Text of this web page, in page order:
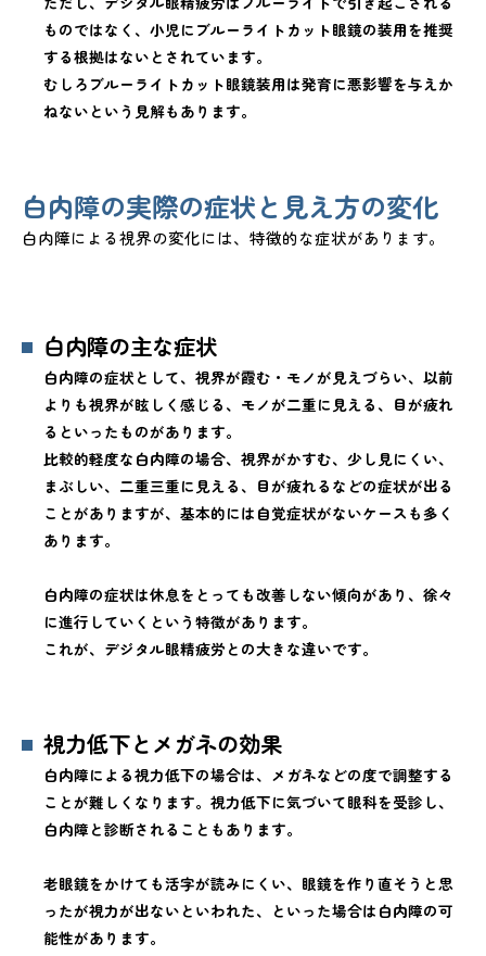
ものではなく、小児にブルーライトカット眼鏡の装用を推奨
する根拠はないとされています。
むしろブルーライトカット眼鏡装用は発育に悪影響を与えか
ねないという見解もあります。
白内障の実際の症状と見え方の変化
白内障による視界の変化には、特徴的な症状があります。
白内障の主な症状
白内障の症状として、視界が霞む・モノが見えづらい、以前
よりも視界が眩しく感じる、モノが二重に見える、目が疲れ
るといったものがあります。
比較的軽度な白内障の場合、視界がかすむ、少し見にくい、
まぶしい、二重三重に見える、目が疲れるなどの症状が出る
ことがありますが、基本的には自覚症状がないケースも多く
あります。
白内障の症状は休息をとっても改善しない傾向があり、徐々
に進行していくという特徴があります。
これが、デジタル眼精疲労との大きな違いです。
視力低下とメガネの効果
白内障による視力低下の場合は、メガネなどの度で調整する
ことが難しくなります。視力低下に気づいて眼科を受診し、
白内障と診断されることもあります。
老眼鏡をかけても活字が読みにくい、眼鏡を作り直そうと思
ったが視力が出ないといわれた、といった場合は白内障の可
能性があります。